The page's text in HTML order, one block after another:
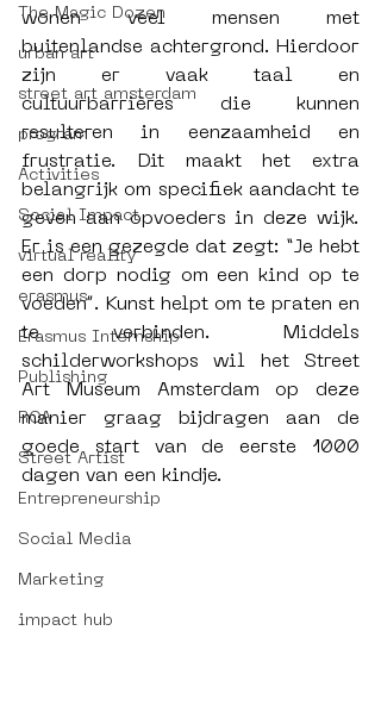
The Magic Dozen
urban art
street art amsterdam
program
Activities
Social Impact
virtual reality
erasmus
Erasmus Internship
Publishing
ROA
Street Artist
Entrepreneurship
Social Media
Marketing
impact hub
wonen veel mensen met
buitenlandse achtergrond. Hierdoor
zijn er vaak taal en
cultuurbarrières die kunnen
resulteren in eenzaamheid en
frustratie. Dit maakt het extra
belangrijk om specifiek aandacht te
geven aan opvoeders in deze wijk.
Er is een gezegde dat zegt: “Je hebt
een dorp nodig om een kind op te
voeden”. Kunst helpt om te praten en
te verbinden. Middels
schilderworkshops wil het Street
Art Museum Amsterdam op deze
manier graag bijdragen aan de
goede start van de eerste 1000
dagen van een kindje.